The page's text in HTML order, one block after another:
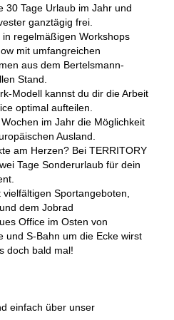
30 Tage Urlaub im Jahr und
ganztägig frei.
regelmäßigen Workshops
mit umfangreichen
aus dem Bertelsmann-
Stand.
Modell kannst du dir die Arbeit
optimal aufteilen.
im Jahr die Möglichkeit
Ausland.
am Herzen? Bei TERRITORY
Tage Sonderurlaub für dein
Sportangeboten,
dem Jobrad
Office im Osten von
und S-Bahn um die Ecke wirst
doch bald mal!
einfach über unser